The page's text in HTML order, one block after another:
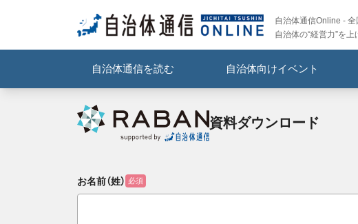
自治体通信Online - 全
自治体の“経営力”を上
自治体通信を読む 自治体向けイベント
資料ダウンロード
お名前（姓） 必須